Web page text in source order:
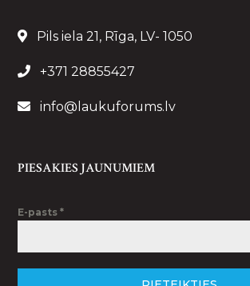
Pils iela 21, Rīga, LV- 1050
+371 28855427
info@laukuforums.lv
PIESAKIES JAUNUMIEM
E-pasts*